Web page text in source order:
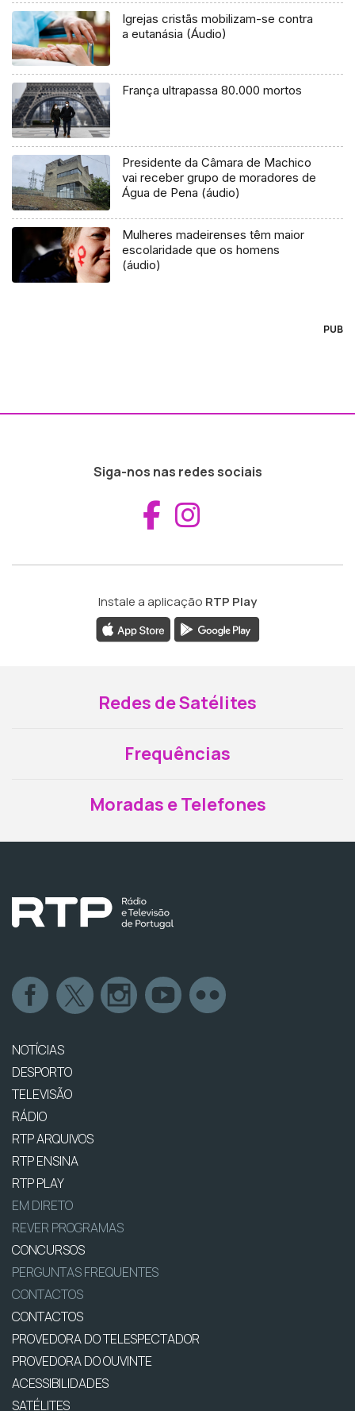
Igrejas cristãs mobilizam-se contra
a eutanásia (Áudio)
França ultrapassa 80.000 mortos
Presidente da Câmara de Machico
vai receber grupo de moradores de
Água de Pena (áudio)
Mulheres madeirenses têm maior
escolaridade que os homens
(áudio)
PUB
Siga-nos nas redes sociais
Aceder ao
Instale a aplicação RTP Play
Redes de Satélites
Frequências
Moradas e Telefones
NOTÍCIAS
DESPORTO
TELEVISÃO
RÁDIO
RTP ARQUIVOS
RTP ENSINA
RTP PLAY
EM DIRETO
REVER PROGRAMAS
CONCURSOS
PERGUNTAS FREQUENTES
CONTACTOS
CONTACTOS
PROVEDORA DO TELESPECTADOR
PROVEDORA DO OUVINTE
ACESSIBILIDADES
SATÉLITES